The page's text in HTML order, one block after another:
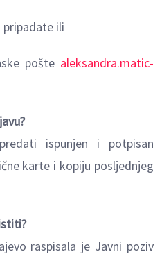
pripadate ili
pošte aleksandra.matic-
ispunjen i potpisan
karte i kopiju posljednjeg
raspisala je Javni poziv